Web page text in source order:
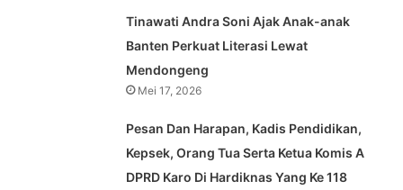
Tinawati Andra Soni Ajak Anak-anak
Banten Perkuat Literasi Lewat
Mendongeng
Mei 17, 2026
Pesan Dan Harapan, Kadis Pendidikan,
Kepsek, Orang Tua Serta Ketua Komis A
DPRD Karo Di Hardiknas Yang Ke 118